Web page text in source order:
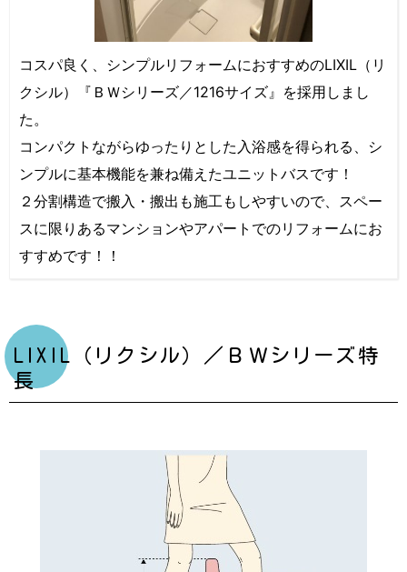
コスパ良く、シンプルリフォームにおすすめのLIXIL（リ
クシル）『ＢＷシリーズ／1216サイズ』を採用しまし
た。
コンパクトながらゆったりとした入浴感を得られる、シ
ンプルに基本機能を兼ね備えたユニットバスです！
２分割構造で搬入・搬出も施工もしやすいので、スペー
スに限りあるマンションやアパートでのリフォームにお
すすめです！！
LIXIL（リクシル）／ＢＷシリーズ特
長